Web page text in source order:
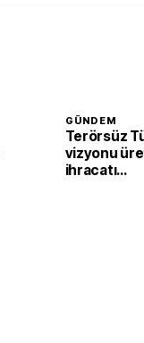
GÜNDEM
Terörsüz
vizyonu
ihracatı